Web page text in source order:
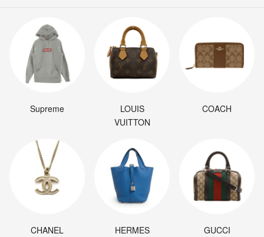
Supreme
LOUIS
VUITTON
COACH
CHANEL HERMES GUCCI